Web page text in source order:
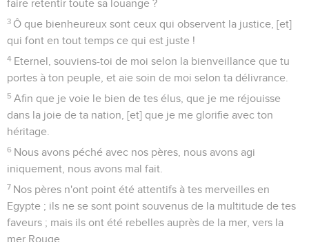
faire retentir toute sa louange ?
3 Ô que bienheureux sont ceux qui observent la justice, [et]
qui font en tout temps ce qui est juste !
4 Eternel, souviens-toi de moi selon la bienveillance que tu
portes à ton peuple, et aie soin de moi selon ta délivrance.
5 Afin que je voie le bien de tes élus, que je me réjouisse
dans la joie de ta nation, [et] que je me glorifie avec ton
héritage.
6 Nous avons péché avec nos pères, nous avons agi
iniquement, nous avons mal fait.
7 Nos pères n'ont point été attentifs à tes merveilles en
Egypte ; ils ne se sont point souvenus de la multitude de tes
faveurs ; mais ils ont été rebelles auprès de la mer, vers la
mer Rouge.